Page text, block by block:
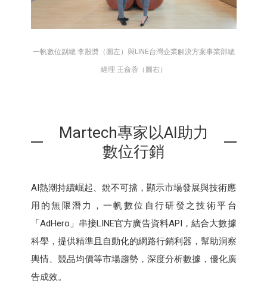
一帆數位副總 李殷奬（圖左）與LINE台灣企業解決方案事業部總
經理 王俞蓉（圖右）
Martech專家以AI助力
數位行銷
AI熱潮持續崛起、銳不可擋，顯示市場發展與技術應
用的無限潛力，一帆數位自行研發之技術平台
「AdHero」串接LINE官方廣告資料API，結合大數據
科學，提供精準且自動化的網路行銷利器，幫助洞察
輿情、競品均價等市場趨勢，深度分析數據，優化廣
告成效。